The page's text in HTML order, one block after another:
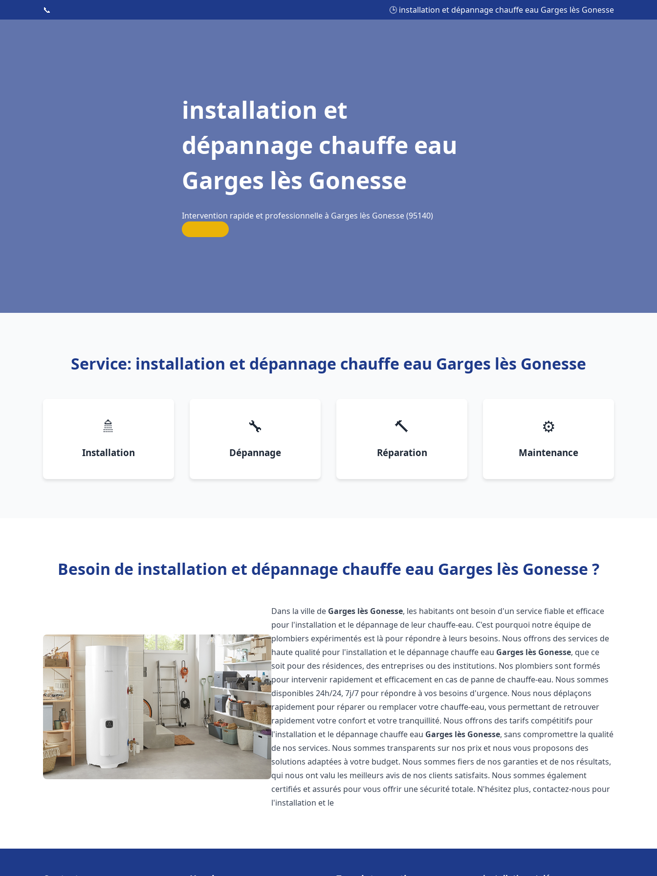
📞 🕒 installation et dépannage chauffe eau Garges lès Gonesse
installation et
dépannage chauffe eau
Garges lès Gonesse
Intervention rapide et professionnelle à Garges lès Gonesse (95140)
Service: installation et dépannage chauffe eau Garges lès Gonesse
🚿
Installation
🔧
Dépannage
🔨
Réparation
⚙️
Maintenance
Besoin de installation et dépannage chauffe eau Garges lès Gonesse ?
Dans la ville de Garges lès Gonesse, les habitants ont besoin d'un service fiable et efficace
pour l'installation et le dépannage de leur chauffe-eau. C'est pourquoi notre équipe de
plombiers expérimentés est là pour répondre à leurs besoins. Nous offrons des services de
haute qualité pour l'installation et le dépannage chauffe eau Garges lès Gonesse, que ce
soit pour des résidences, des entreprises ou des institutions. Nos plombiers sont formés
pour intervenir rapidement et efficacement en cas de panne de chauffe-eau. Nous sommes
disponibles 24h/24, 7j/7 pour répondre à vos besoins d'urgence. Nous nous déplaçons
rapidement pour réparer ou remplacer votre chauffe-eau, vous permettant de retrouver
rapidement votre confort et votre tranquillité. Nous offrons des tarifs compétitifs pour
l'installation et le dépannage chauffe eau Garges lès Gonesse, sans compromettre la qualité
de nos services. Nous sommes transparents sur nos prix et nous vous proposons des
solutions adaptées à votre budget. Nous sommes fiers de nos garanties et de nos résultats,
qui nous ont valu les meilleurs avis de nos clients satisfaits. Nous sommes également
certifiés et assurés pour vous offrir une sécurité totale. N'hésitez plus, contactez-nous pour
l'installation et le